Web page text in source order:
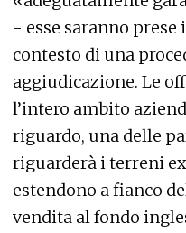
- esse saranno
contesto di una
aggiudicazione. Le
l’intero ambito
riguardo, una delle
riguarderà i terreni
estendono a fianco
vendita al fondo